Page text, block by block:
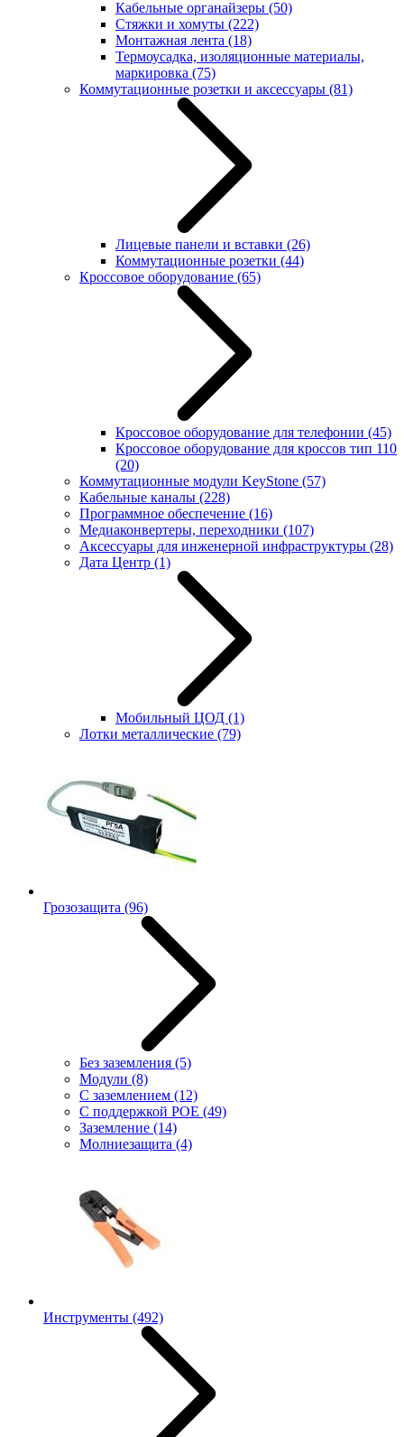
Кабельные органайзеры (50)
Стяжки и хомуты (222)
Монтажная лента (18)
Термоусадка, изоляционные материалы,
маркировка (75)
Коммутационные розетки и аксессуары (81)
Лицевые панели и вставки (26)
Коммутационные розетки (44)
Кроссовое оборудование (65)
Кроссовое оборудование для телефонии (45)
Кроссовое оборудование для кроссов тип 110
(20)
Коммутационные модули KeyStone (57)
Кабельные каналы (228)
Программное обеспечение (16)
Медиаконвертеры, переходники (107)
Аксессуары для инженерной инфраструктуры (28)
Дата Центр (1)
Мобильный ЦОД (1)
Лотки металлические (79)
Грозозащита (96)
Без заземления (5)
Модули (8)
С заземлением (12)
С поддержкой POE (49)
Заземление (14)
Молниезащита (4)
Инструменты (492)